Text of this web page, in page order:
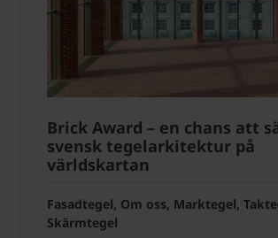
Brick Award – en chans att
svensk tegelarkitektur på
världskartan
Fasadtegel, Om oss, Marktegel,
Skärmtegel